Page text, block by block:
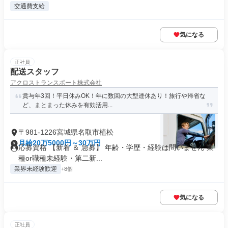
交通費支給
気になる
正社員
配送スタッフ
アクロストランスポート株式会社
賞与年3回！平日休みOK！年に数回の大型連休あり！旅行や帰省な
ど、まとまった休みを有効活用...
〒981-1226宮城県名取市植松
月給20万5000円～30万円
応募資格 【新着 ＆ 急募】 年齢・学歴・経験は問いません 業
種or職種未経験・第二新...
業界未経験歓迎 +8個
気になる
正社員